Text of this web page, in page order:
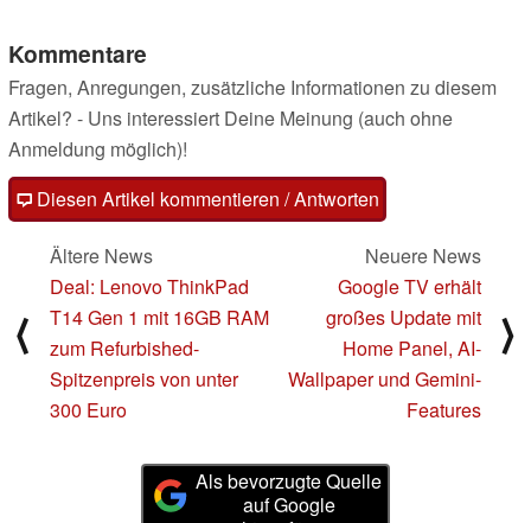
Kommentare
Fragen, Anregungen, zusätzliche Informationen zu diesem
Artikel? - Uns interessiert Deine Meinung (auch ohne
Anmeldung möglich)!
Diesen Artikel kommentieren / Antworten
⟨
Ältere News
Deal: Lenovo ThinkPad
T14 Gen 1 mit 16GB RAM
zum Refurbished-
Spitzenpreis von unter
300 Euro
Neuere News
Google TV erhält
großes Update mit
Home Panel, AI-
Wallpaper und Gemini-
Features
⟩
Als bevorzugte Quelle
auf Google